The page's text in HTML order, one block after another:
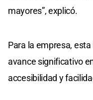
mayores”, explicó.
Para la empresa,
avance significativo
accesibilidad y